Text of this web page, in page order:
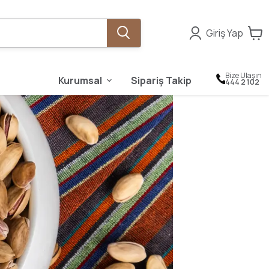
Giriş Yap
Kurumsal Sipariş Takip Bize Ulaşın
444 2 102